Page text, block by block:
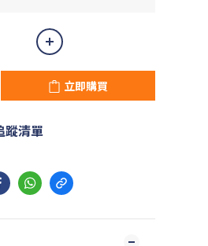
立即購買
蹤清單